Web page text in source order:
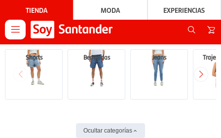
TIENDA MODA EXPERIENCIAS

Shorts Bermudas Jeans Trajes
Ocultar categorías